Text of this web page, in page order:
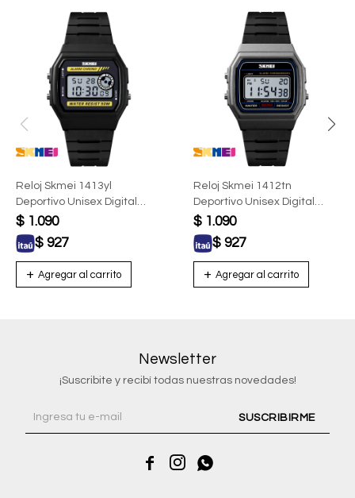
Reloj Skmei 1413yl
Deportivo Unisex Digital
Color Negro
$ 1.090
$ 927
Reloj Skmei 1412tn
Deportivo Unisex Digital
Negro Y Titanio
$ 1.090
$ 927
Newsletter
¡Suscribite y recibí todas nuestras novedades!
SUSCRIBIRME
  